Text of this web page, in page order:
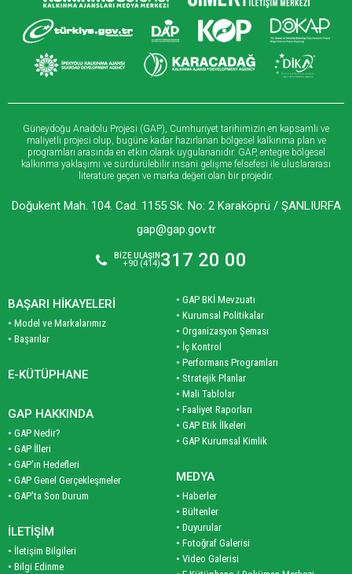
Güneydoğu Anadolu Projesi (GAP), Cumhuriyet tarihimizin en kapsamlı ve
maliyetli projesi olup, bugüne kadar hazırlanan bölgesel kalkınma plan ve
programları arasında en etkin olarak uygulananıdır. GAP, entegre bölgesel
kalkınma yaklaşımı ve sürdürülebilir insani gelişme felsefesi ile uluslararası
literatüre geçen ve marka değeri olan bir projedir.
Doğukent Mah. 104. Cad. 1155 Sk. No: 2 Karaköprü / ŞANLIURFA
gap@gap.gov.tr
BİZE ULAŞIN
+90 (414)317 20 00
BAŞARI HİKAYELERİ
• Model ve Markalarımız
• Başarılar
E-KÜTÜPHANE
GAP HAKKINDA
• GAP Nedir?
• GAP İlleri
• GAP'ın Hedefleri
• GAP Genel Gerçekleşmeler
• GAP'ta Son Durum
İLETİŞİM
• İletişim Bilgileri
• Bilgi Edinme
• GAP BKİ Mevzuatı
• Kurumsal Politikalar
• Organizasyon Şeması
• İç Kontrol
• Performans Programları
• Stratejik Planlar
• Mali Tablolar
• Faaliyet Raporları
• GAP Etik İlkeleri
• GAP Kurumsal Kimlik
MEDYA
• Haberler
• Bültenler
• Duyurular
• Fotoğraf Galerisi
• Video Galerisi